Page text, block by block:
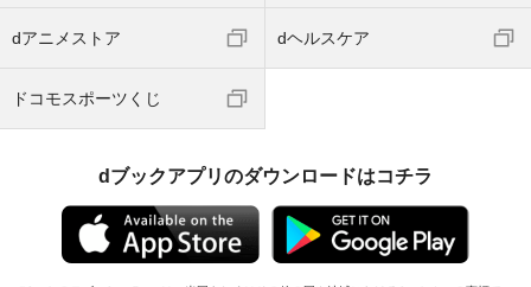
dアニメストア dヘルスケア
ドコモスポーツくじ
dブックアプリのダウンロードはコチラ